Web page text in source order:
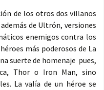
de los otros dos villanos
de Ultrón, versiones
enemigos contra los
más poderosos de La
suerte de homenaje pues,
Thor o Iron Man, sino
La valía de un héroe se